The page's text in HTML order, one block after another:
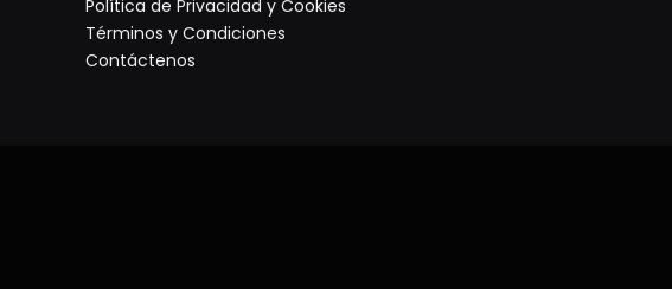
Política de Privacidad y Cookies
Términos y Condiciones
Contáctenos